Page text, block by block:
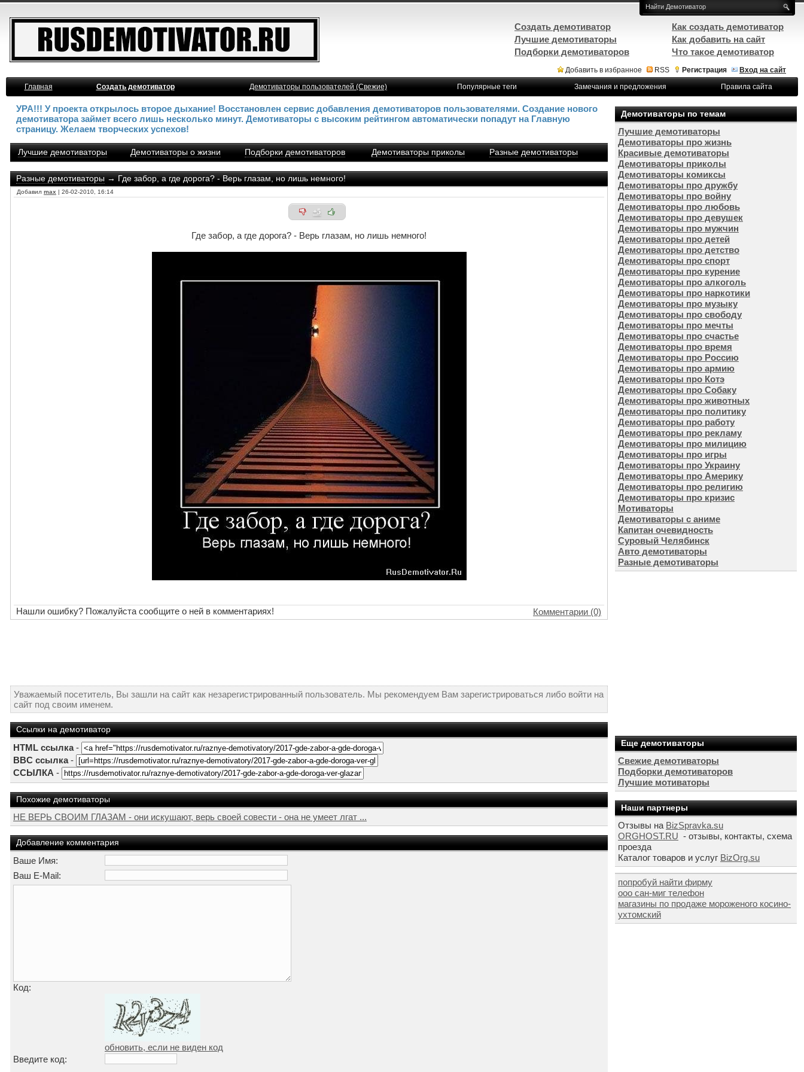
Добавить в избранное RSS Регистрация
Вход на сайт
Главная
Создать демотиватор Демотиваторы пользователей (Свежие) Популярные теги Замечания и предложения Правила сайта
УРА!!! У проекта открылось второе дыхание! Восстановлен сервис добавления демотиваторов пользователями. Создание нового
демотиватора займет всего лишь несколько минут. Демотиваторы с высоким рейтингом автоматически попадут на Главную
страницу. Желаем творческих успехов!
Лучшие демотиваторы Демотиваторы о жизни Подборки демотиваторов Демотиваторы приколы Разные демотиваторы
Разные демотиваторы→ Где забор, а где дорога? - Верь глазам, но лишь немного!
Добавил max | 26-02-2010, 16:14
+5
Где забор, а где дорога? - Верь глазам, но лишь немного!
Нашли ошибку? Пожалуйста сообщите о ней в комментариях! Комментарии (0)
Уважаемый посетитель, Вы зашли на сайт как незарегистрированный пользователь. Мы рекомендуем Вам зарегистрироваться либо войти на
сайт под своим именем.
Ссылки на демотиватор
HTML ссылка-
BBC ссылка-
ССЫЛКА -
Похожие демотиваторы
НЕ ВЕРЬ СВОИМ ГЛАЗАМ - они искушают, верь своей совести - она не умеет лгат ...
Добавление комментария
Ваше Имя:
Ваш E-Mail:
Код:
обновить, если не виден код
Введите код:
Демотиваторы по темам
Лучшие демотиваторы
Демотиваторы про жизнь
Красивые демотиваторы
Демотиваторы приколы
Демотиваторы комиксы
Демотиваторы про дружбу
Демотиваторы про войну
Демотиваторы про любовь
Демотиваторы про девушек
Демотиваторы про мужчин
Демотиваторы про детей
Демотиваторы про детство
Демотиваторы про спорт
Демотиваторы про курение
Демотиваторы про алкоголь
Демотиваторы про наркотики
Демотиваторы про музыку
Демотиваторы про свободу
Демотиваторы про мечты
Демотиваторы про счастье
Демотиваторы про время
Демотиваторы про Россию
Демотиваторы про армию
Демотиваторы про Котэ
Демотиваторы про Собаку
Демотиваторы про животных
Демотиваторы про политику
Демотиваторы про работу
Демотиваторы про рекламу
Демотиваторы про милицию
Демотиваторы про игры
Демотиваторы про Украину
Демотиваторы про Америку
Демотиваторы про религию
Демотиваторы про кризис
Мотиваторы
Демотиваторы с аниме
Капитан очевидность
Суровый Челябинск
Авто демотиваторы
Разные демотиваторы
Еще демотиваторы
Свежие демотиваторы
Подборки демотиваторов
Лучшие мотиваторы
Наши партнеры
Отзывы на BizSpravka.su
ORGHOST.RU - отзывы, контакты, схема
проезда
Каталог товаров и услуг BizOrg.su
попробуй найти фирму
ооо сан-миг телефон
магазины по продаже мороженого косино-
ухтомский
Создать демотиватор
Лучшие демотиваторы
Подборки демотиваторов
Как создать демотиватор
Как добавить на сайт
Что такое демотиватор